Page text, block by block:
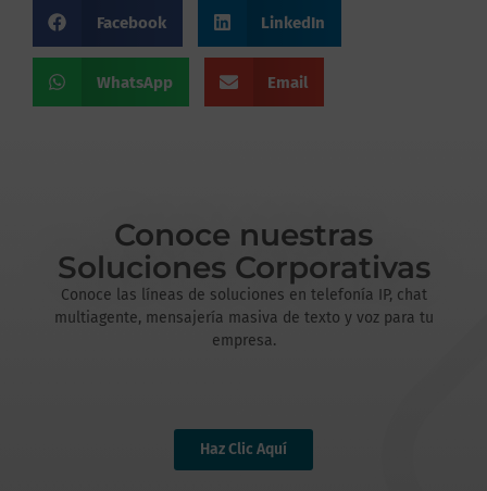
Facebook LinkedIn
WhatsApp Email
Conoce nuestras
Soluciones Corporativas
Conoce las líneas de soluciones en telefonía IP, chat
multiagente, mensajería masiva de texto y voz para tu
empresa.
Haz Clic Aquí